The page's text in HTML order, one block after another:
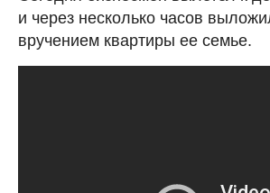
и через несколько часов
вручением квартиры ее семье.